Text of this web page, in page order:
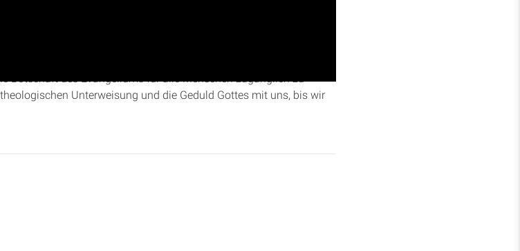
Er beleuchtet, wie Gott durch Visionen und Boten
Botschaft des Evangeliums für alle Menschen zugänglich zu
Unterweisung und die Geduld Gottes mit uns, bis wir